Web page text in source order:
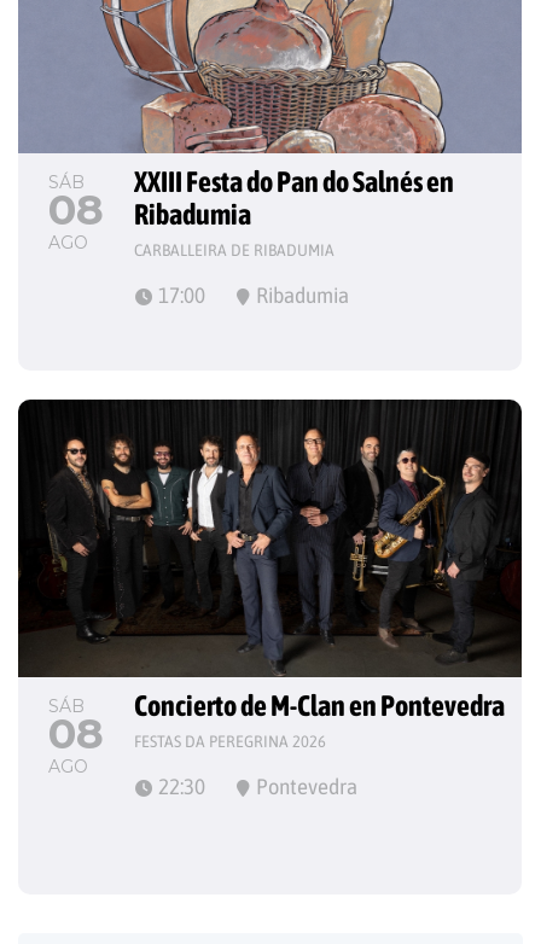
SÁB
08
AGO
XXIII Festa do Pan do Salnés en
Ribadumia
CARBALLEIRA DE RIBADUMIA
17:00 Ribadumia
SÁB
08
AGO
Concierto de M-Clan en Pontevedra
FESTAS DA PEREGRINA 2026
22:30 Pontevedra